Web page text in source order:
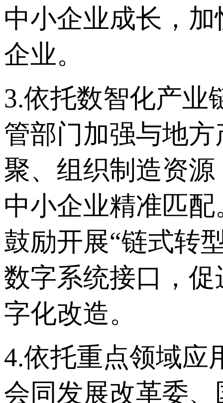
中小企业成长，
企业。
3.依托数智化产业
管部门加强与地
聚、组织制造资
中小企业精准匹
鼓励开展“链式转
数字系统接口，
字化改造。
4.依托重点领域应
会同发展改革委